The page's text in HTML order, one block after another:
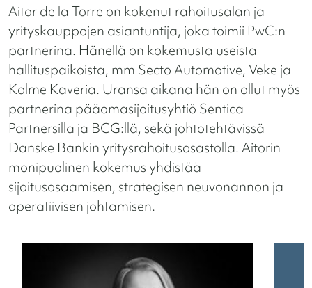
Aitor de la Torre on kokenut rahoitusalan ja
yrityskauppojen asiantuntija, joka toimii PwC:n
partnerina. Hänellä on kokemusta useista
hallituspaikoista, mm Secto Automotive, Veke ja
Kolme Kaveria. Uransa aikana hän on ollut myös
partnerina pääomasijoitusyhtiö Sentica
Partnersilla ja BCG:llä, sekä johtotehtävissä
Danske Bankin yritysrahoitusosastolla. Aitorin
monipuolinen kokemus yhdistää
sijoitusosaamisen, strategisen neuvonannon ja
operatiivisen johtamisen.